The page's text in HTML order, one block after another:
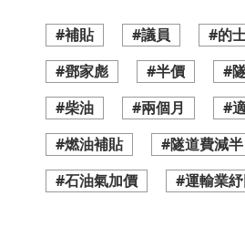
#補貼 #議員
#的
#鄧家彪
#半價
#
#柴油
#兩個月
#
#燃油補貼
#隧道費減半
#石油氣加價
#運輸業